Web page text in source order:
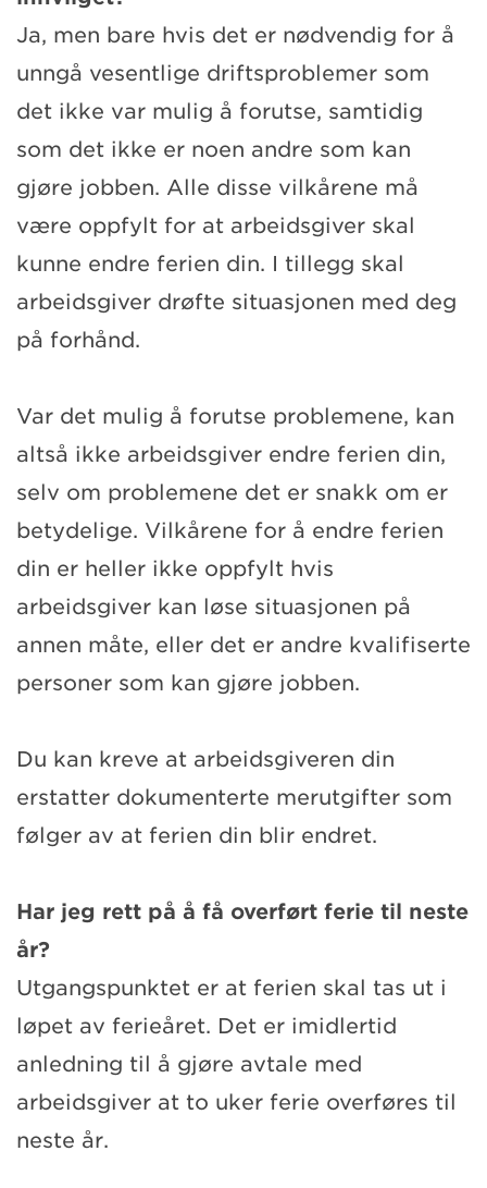
Ja, men bare hvis det er nødvendig for å
unngå vesentlige driftsproblemer som
det ikke var mulig å forutse, samtidig
som det ikke er noen andre som kan
gjøre jobben. Alle disse vilkårene må
være oppfylt for at arbeidsgiver skal
kunne endre ferien din. I tillegg skal
arbeidsgiver drøfte situasjonen med deg
på forhånd.
Var det mulig å forutse problemene, kan
altså ikke arbeidsgiver endre ferien din,
selv om problemene det er snakk om er
betydelige. Vilkårene for å endre ferien
din er heller ikke oppfylt hvis
arbeidsgiver kan løse situasjonen på
annen måte, eller det er andre kvalifiserte
personer som kan gjøre jobben.
Du kan kreve at arbeidsgiveren din
erstatter dokumenterte merutgifter som
følger av at ferien din blir endret.
Har jeg rett på å få overført ferie til neste
år?
Utgangspunktet er at ferien skal tas ut i
løpet av ferieåret. Det er imidlertid
anledning til å gjøre avtale med
arbeidsgiver at to uker ferie overføres til
neste år.